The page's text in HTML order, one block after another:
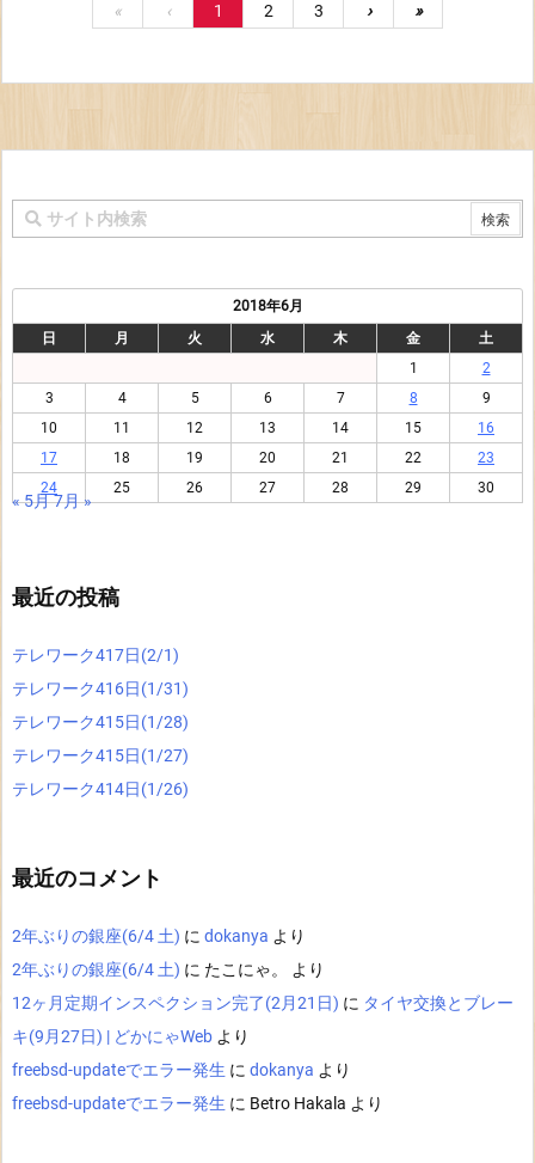
« ‹ 1 2 3 › »
2018年6月
日
月 火 水 木 金
土
1
2
3
4 5 6 7 8
9
10
11 12 13 14 15
16
17
18 19 20 21 22
23
24
25 26 27 28 29 30
« 5月7月 »
最近の投稿
テレワーク417日(2/1)
テレワーク416日(1/31)
テレワーク415日(1/28)
テレワーク415日(1/27)
テレワーク414日(1/26)
最近のコメント
2年ぶりの銀座(6/4 土) に dokanya より
2年ぶりの銀座(6/4 土) に たこにゃ。
より
12ヶ月定期インスペクション完了(2月21日) に タイヤ交換とブレー
キ(9月27日) | どかにゃWeb より
freebsd-updateでエラー発生 に dokanya より
freebsd-updateでエラー発生 に Betro Hakala より